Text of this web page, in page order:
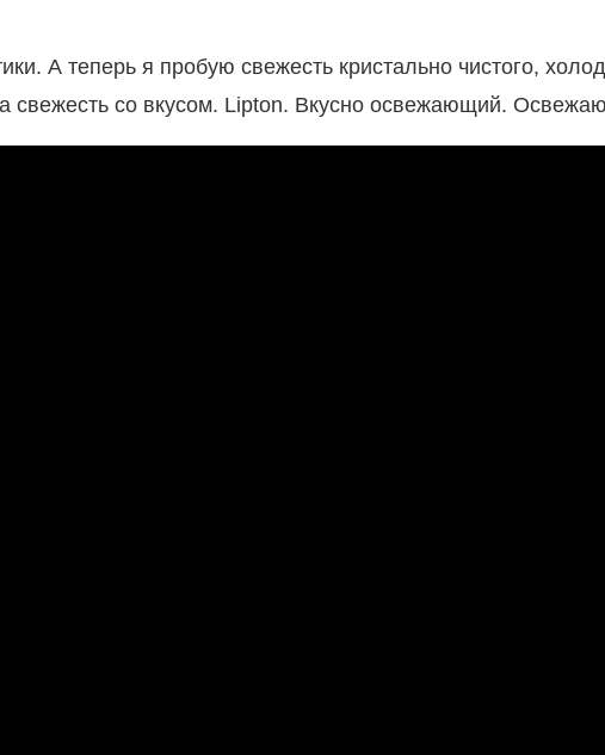
А теперь я пробую свежесть кристально чистого,
свежесть со вкусом. Lipton. Вкусно освежающий.